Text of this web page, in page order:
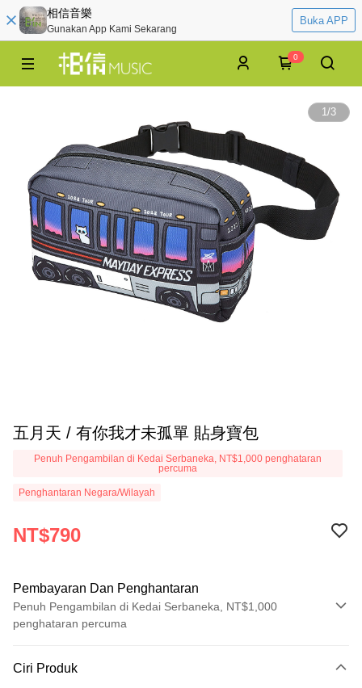
相信音樂
Gunakan App Kami Sekarang
Buka APP
0
1/3
五月天 / 有你我才未孤單 貼身寶包
Penuh Pengambilan di Kedai Serbaneka, NT$1,000 penghataran
percuma
Penghantaran Negara/Wilayah
NT$790
Pembayaran Dan Penghantaran
Penuh Pengambilan di Kedai Serbaneka, NT$1,000
penghataran percuma
Kad Kredit (Bayaran Penuh)
Ciri Produk